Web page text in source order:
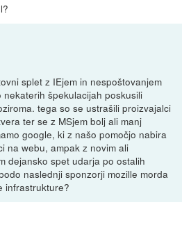
splet z IEjem in nespoštovanjem
špekulacijah poskusili
tega so se ustrašili proizvajalci
ter se z MSjem bolj ali manj
google, ki z našo pomočjo nabira
na webu, ampak z novim ali
dejansko spet udarja po ostalih
naslednji sponzorji mozille morda
infrastrukture?